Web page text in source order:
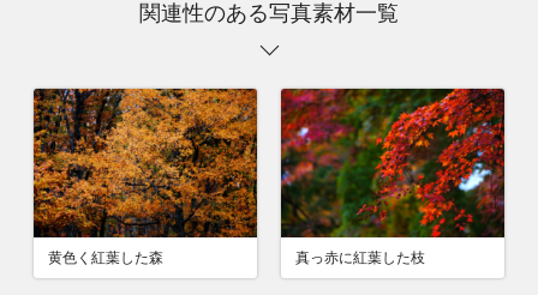
関連性のある写真素材一覧
黄色く紅葉した森 真っ赤に紅葉した枝